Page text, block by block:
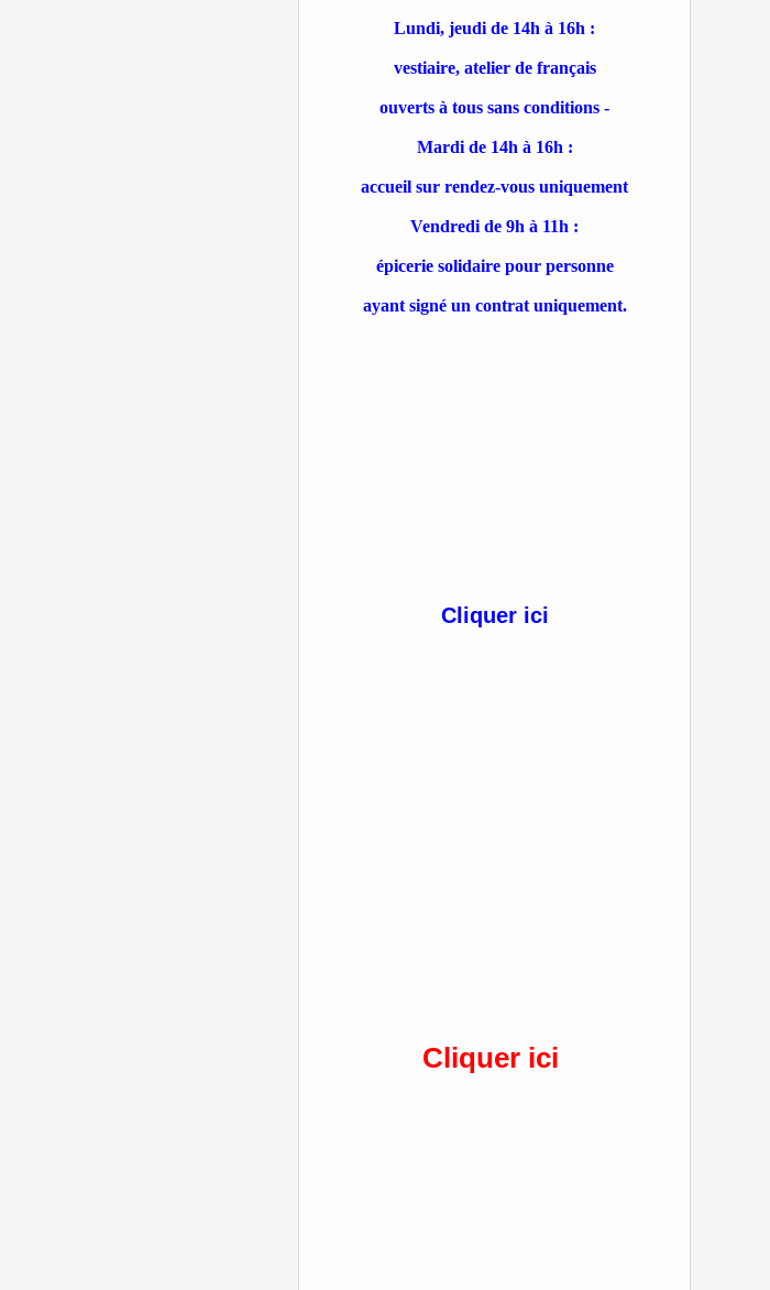
Lundi, jeudi de 14h à 16h :
vestiaire, atelier de français
ouverts à tous sans conditions -
Mardi de 14h à 16h :
accueil sur rendez-vous uniquement
Vendredi de 9h à 11h :
épicerie solidaire pour personne
ayant signé un contrat uniquement.
Cliquer ici
Cliquer ici